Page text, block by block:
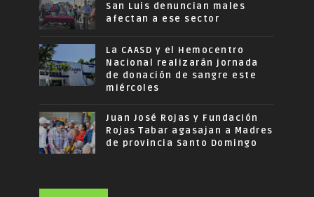
San Luis denuncian males
afectan a ese sector
La CAASD y el Hemocentro
Nacional realizarán jornada
de donación de sangre este
miércoles
Juan José Rojas y Fundación
Rojas Tabar agasajan a Madres
de provincia Santo Domingo